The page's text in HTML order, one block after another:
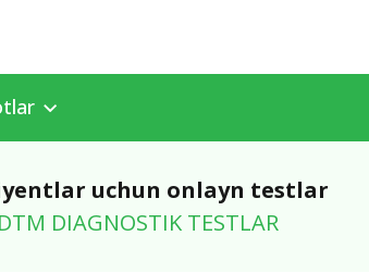
uchun onlayn testlar
DIAGNOSTIK TESTLAR